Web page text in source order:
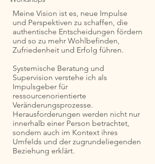
Meine Vision ist es, neue Impulse
und Perspektiven zu schaffen, die
authentische Entscheidungen fördern
und so zu mehr Wohlbefinden,
Zufriedenheit und Erfolg führen.
Systemische Beratung und
Supervision verstehe ich als
Impulsgeber für
ressourcenorientierte
Veränderungsprozesse.
Herausforderungen werden nicht nur
innerhalb einer Person betrachtet,
sondern auch im Kontext ihres
Umfelds und der zugrundeliegenden
Beziehung erklärt.